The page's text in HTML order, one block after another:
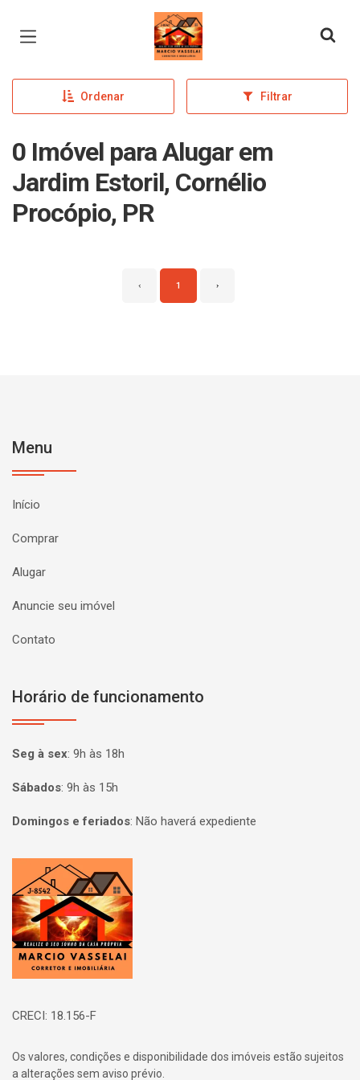
Página inicial
Ordenar Filtrar
0 Imóvel para Alugar em
Jardim Estoril, Cornélio
Procópio, PR
‹ 1 ›
Menu
Início
Comprar
Alugar
Anuncie seu imóvel
Contato
Horário de funcionamento
Seg à sex: 9h às 18h
Sábados: 9h às 15h
Domingos e feriados: Não haverá expediente
Página inicial
CRECI: 18.156-F
Os valores, condições e disponibilidade dos imóveis estão sujeitos
a alterações sem aviso prévio.